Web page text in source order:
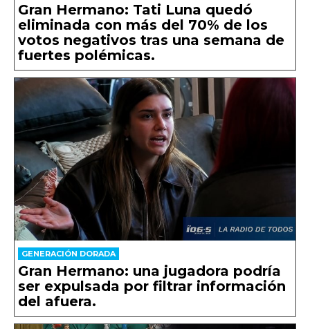
Gran Hermano: Tati Luna quedó
eliminada con más del 70% de los
votos negativos tras una semana de
fuertes polémicas.
GENERACIÓN DORADA
Gran Hermano: una jugadora podría
ser expulsada por filtrar información
del afuera.